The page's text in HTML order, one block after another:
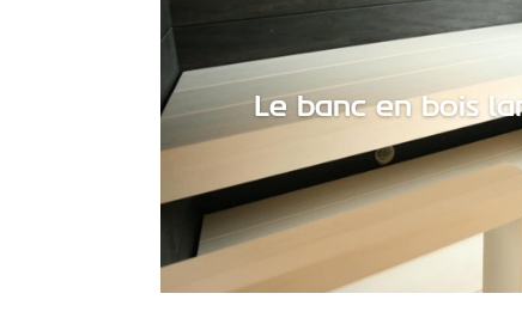
Le banc en bois